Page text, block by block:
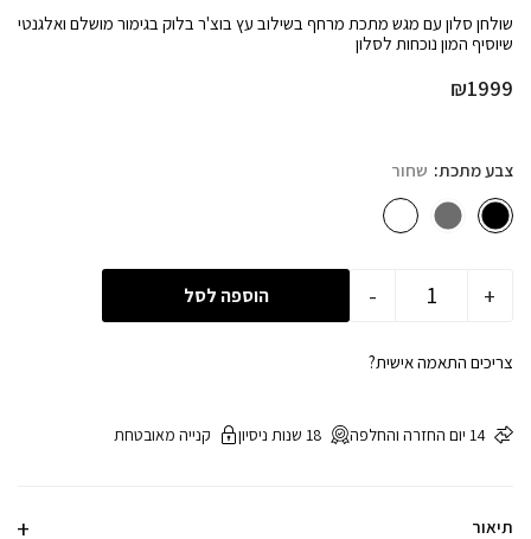
שיוסיף המון נוכחות לסלון
₪1999
צבע מתכת שחור
- + הוספה לסל
צריכים התאמה אישית?
14 יום החזרה והחלפה 18 שנות ניסיון קנייה מאובטחת
תיאור